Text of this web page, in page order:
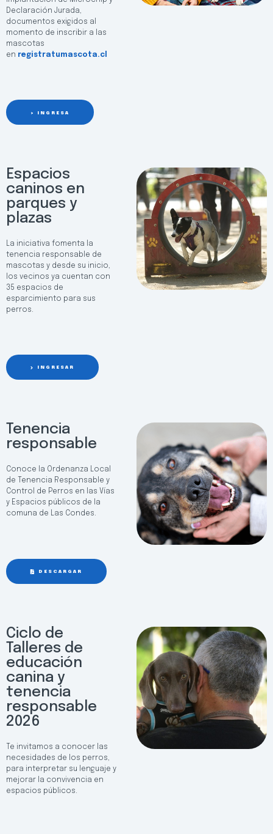
Declaración Jurada,
documentos exigidos al
momento de inscribir a las
mascotas
en registratumascota.cl
> INGRESA
Espacios
caninos en
parques y
plazas
La iniciativa fomenta la
tenencia responsable de
mascotas y desde su inicio,
los vecinos ya cuentan con
35 espacios de
esparcimiento para sus
perros.
INGRESAR
Tenencia
responsable
Conoce la Ordenanza Local
de Tenencia Responsable y
Control de Perros en las Vías
y Espacios públicos de la
comuna de Las Condes.
DESCARGAR
Ciclo de
Talleres de
educación
canina y
tenencia
responsable
2026
Te invitamos a conocer las
necesidades de los perros,
para interpretar su lenguaje y
mejorar la convivencia en
espacios públicos.